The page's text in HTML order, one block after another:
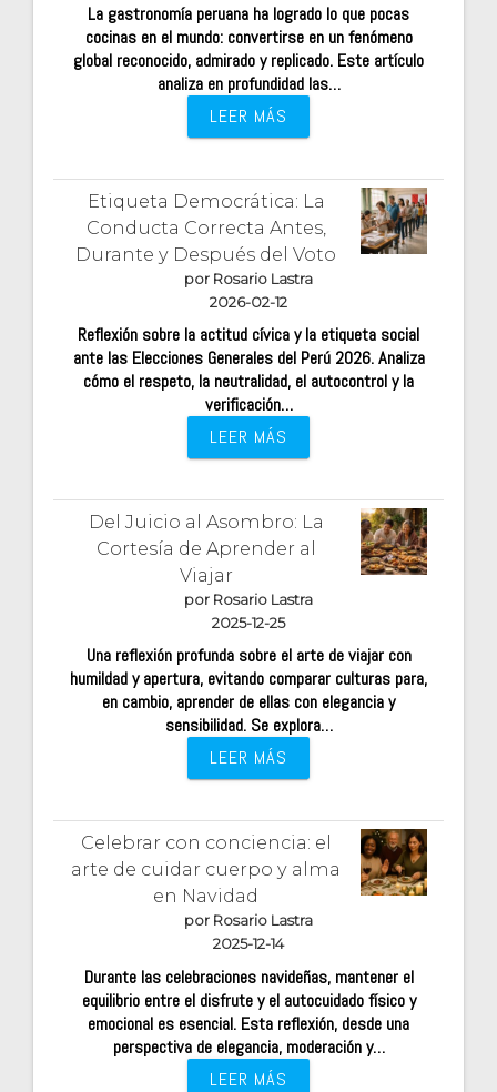
La gastronomía peruana ha logrado lo que pocas
cocinas en el mundo: convertirse en un fenómeno
global reconocido, admirado y replicado. Este artículo
analiza en profundidad las…
LEER MÁS
Etiqueta Democrática: La
Conducta Correcta Antes,
Durante y Después del Voto
por Rosario Lastra
2026-02-12
Reflexión sobre la actitud cívica y la etiqueta social
ante las Elecciones Generales del Perú 2026. Analiza
cómo el respeto, la neutralidad, el autocontrol y la
verificación…
LEER MÁS
Del Juicio al Asombro: La
Cortesía de Aprender al
Viajar
por Rosario Lastra
2025-12-25
Una reflexión profunda sobre el arte de viajar con
humildad y apertura, evitando comparar culturas para,
en cambio, aprender de ellas con elegancia y
sensibilidad. Se explora…
LEER MÁS
Celebrar con conciencia: el
arte de cuidar cuerpo y alma
en Navidad
por Rosario Lastra
2025-12-14
Durante las celebraciones navideñas, mantener el
equilibrio entre el disfrute y el autocuidado físico y
emocional es esencial. Esta reflexión, desde una
perspectiva de elegancia, moderación y…
LEER MÁS